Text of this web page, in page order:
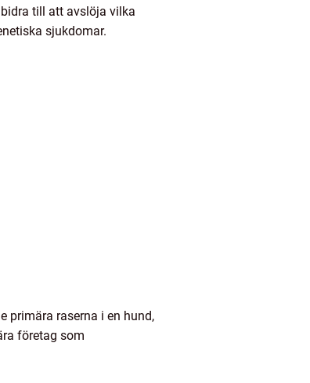
till att avslöja vilka
sjukdomar.
primära raserna i en hund,
företag som